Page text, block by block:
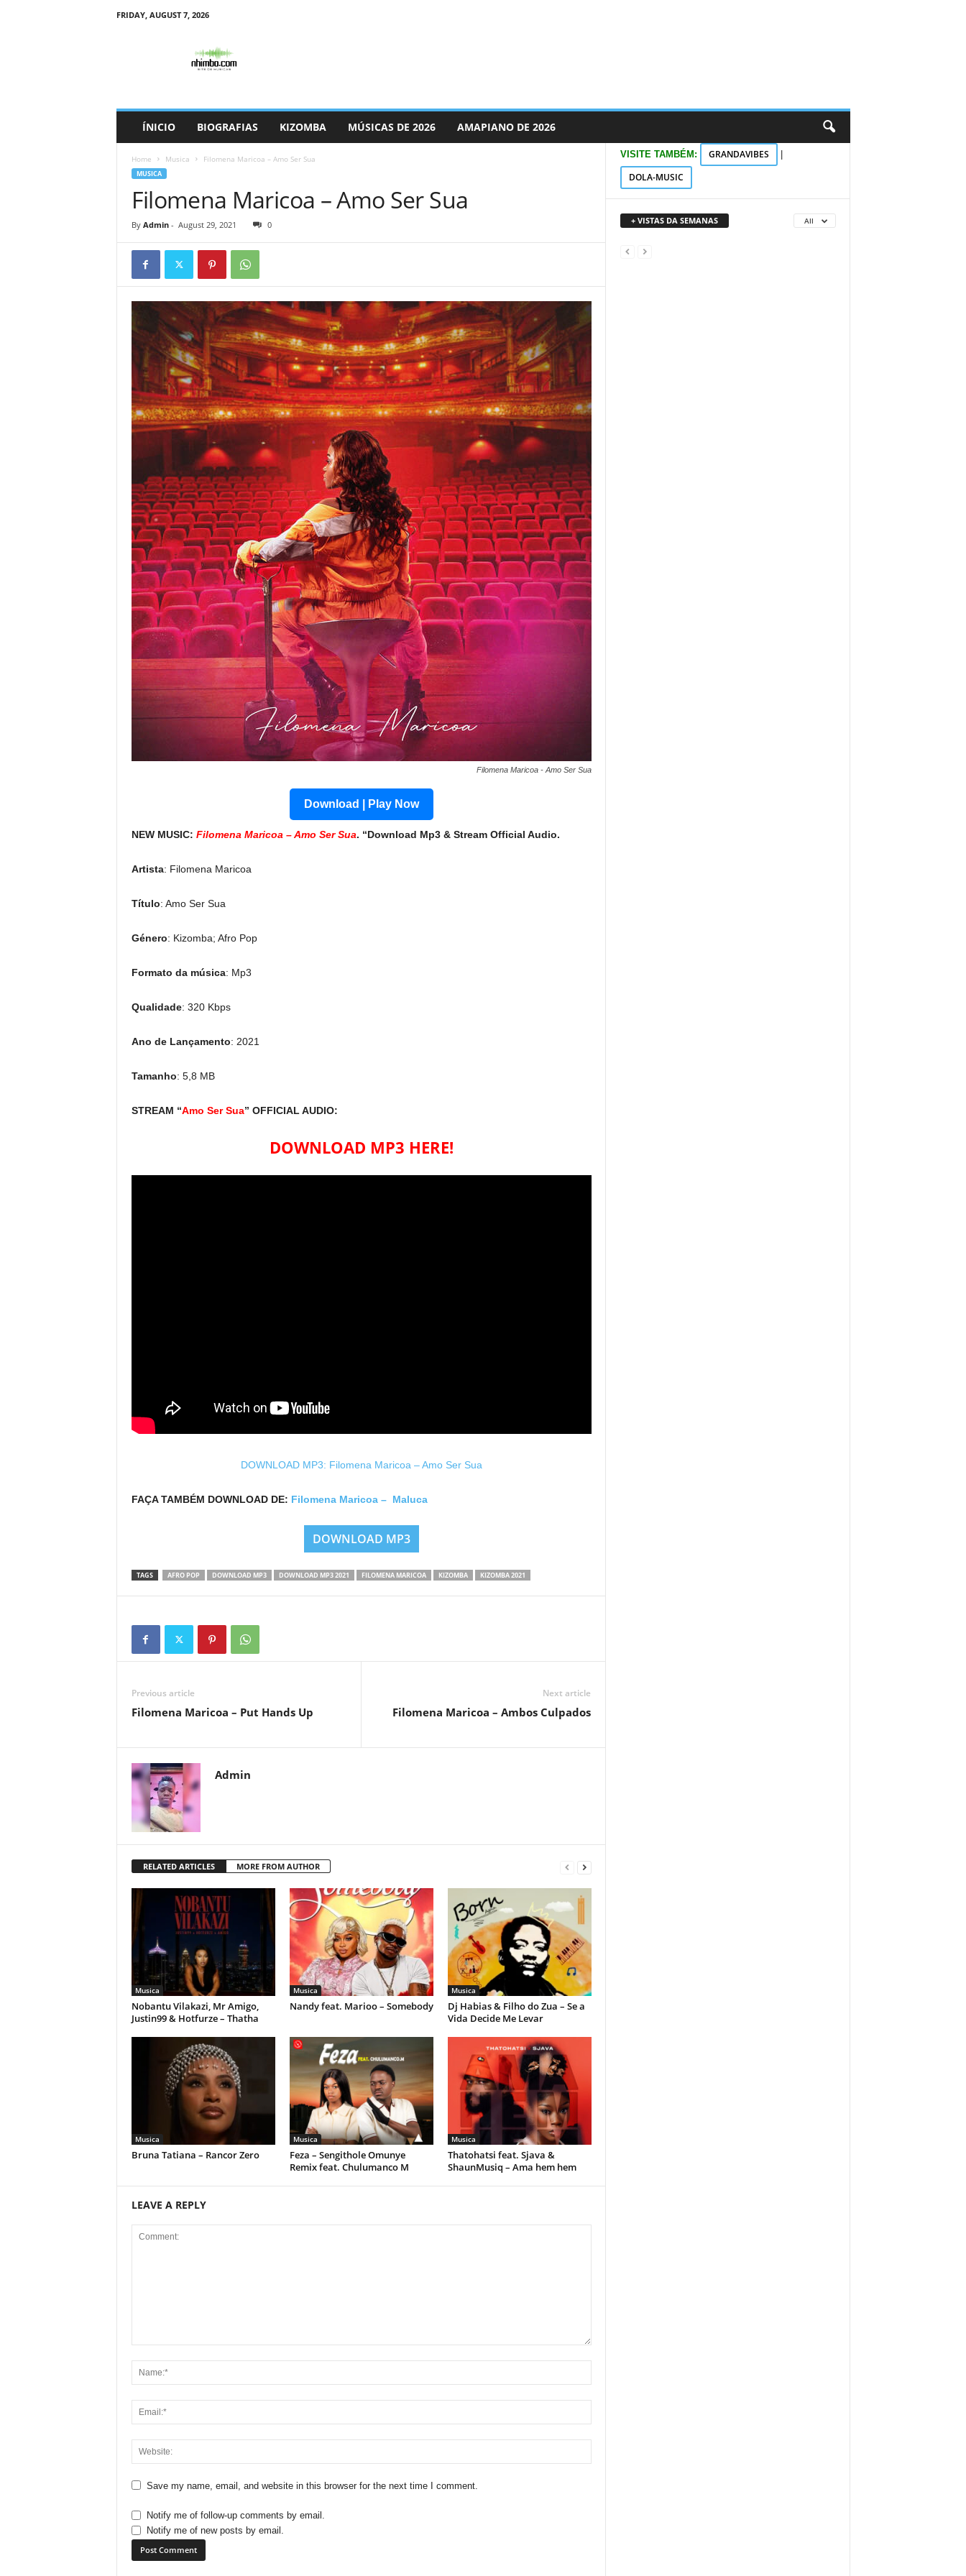
FRIDAY, AUGUST 7, 2026
ÍNICIO BIOGRAFIAS KIZOMBA MÚSICAS DE 2026 AMAPIANO DE 2026
Home Musica Filomena Maricoa – Amo Ser Sua
MUSICA
Filomena Maricoa – Amo Ser Sua
By Admin- August 29, 2021 0
Filomena Maricoa - Amo Ser Sua
Download | Play Now
NEW MUSIC: Filomena Maricoa – Amo Ser Sua. “Download Mp3 & Stream Official Audio.
Artista: Filomena Maricoa
Título: Amo Ser Sua
Género: Kizomba; Afro Pop
Formato da música: Mp3
Qualidade: 320 Kbps
Ano de Lançamento: 2021
Tamanho: 5,8 MB
STREAM “Amo Ser Sua” OFFICIAL AUDIO:
DOWNLOAD MP3 HERE!
DOWNLOAD MP3: Filomena Maricoa – Amo Ser Sua
FAÇA TAMBÉM DOWNLOAD DE: Filomena Maricoa – Maluca
DOWNLOAD MP3
TAGS AFRO POP DOWNLOAD MP3 DOWNLOAD MP3 2021 FILOMENA MARICOA KIZOMBA KIZOMBA 2021
Previous article
Filomena Maricoa – Put Hands Up
Next article
Filomena Maricoa – Ambos Culpados
Admin
RELATED ARTICLES MORE FROM AUTHOR
Musica
Nobantu Vilakazi, Mr Amigo,
Justin99 & Hotfurze – Thatha
Musica
Nandy feat. Marioo – Somebody
Musica
Dj Habias & Filho do Zua – Se a
Vida Decide Me Levar
Musica
Bruna Tatiana – Rancor Zero
Musica
Feza – Sengithole Omunye
Remix feat. Chulumanco M
Musica
Thatohatsi feat. Sjava &
ShaunMusiq – Ama hem hem
LEAVE A REPLY
Save my name, email, and website in this browser for the next time I comment.
Notify me of follow-up comments by email.
Notify me of new posts by email.
VISITE TAMBÉM: GRANDAVIBES
DOLA-MUSIC
+ VISTAS DA SEMANAS All